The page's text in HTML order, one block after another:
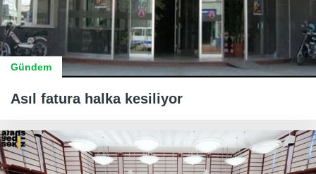
Gündem
Asıl fatura halka kesiliyor